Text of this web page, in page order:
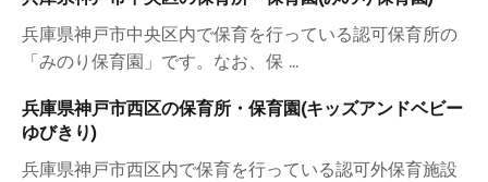
兵庫県神戸市中央区内で保育を行っている認可保育所の
「みのり保育園」です。なお、保 ...
兵庫県神戸市西区の保育所・保育園(キッズアンドベビー
ゆびきり)
兵庫県神戸市西区内で保育を行っている認可外保育施設